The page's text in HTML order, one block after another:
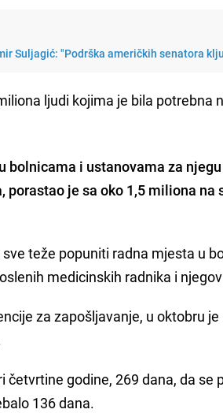
Suljagić: "Podrška američkih senatora
ljudi kojima je bila potrebna
bolnicama i ustanovama za
je sa oko 1,5 miliona na
teže popuniti radna mjesta u
medicinskih radnika i
za zapošljavanje, u oktobru
četvrtine godine, 269 dana, da se
136 dana.